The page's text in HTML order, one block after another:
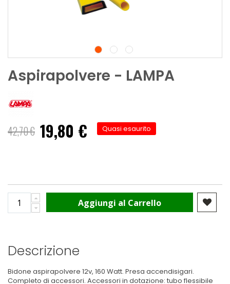
Aspirapolvere - LAMPA
42,70 € Prezzo
speciale
19,80 € Quasi esaurito
Aggiungi al Carrello
Descrizione
Bidone aspirapolvere 12v, 160 Watt. Presa accendisigari.
Completo di accessori. Accessori in dotazione: tubo flessibile